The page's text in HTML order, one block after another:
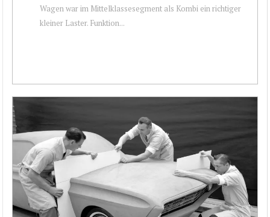
Wagen war im Mittelklassesegment als Kombi ein richtiger
kleiner Laster. Funktion...